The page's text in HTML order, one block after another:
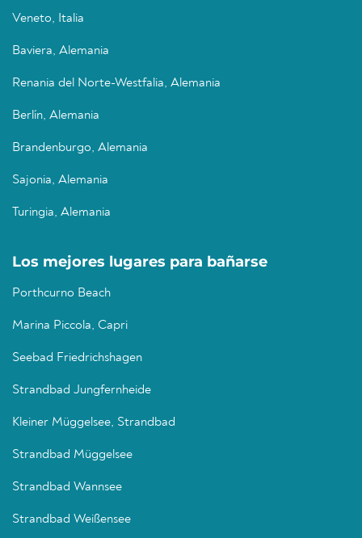
Veneto, Italia
Baviera, Alemania
Renania del Norte-Westfalia, Alemania
Berlín, Alemania
Brandenburgo, Alemania
Sajonia, Alemania
Turingia, Alemania
Los mejores lugares para bañarse
Porthcurno Beach
Marina Piccola, Capri
Seebad Friedrichshagen
Strandbad Jungfernheide
Kleiner Müggelsee, Strandbad
Strandbad Müggelsee
Strandbad Wannsee
Strandbad Weißensee